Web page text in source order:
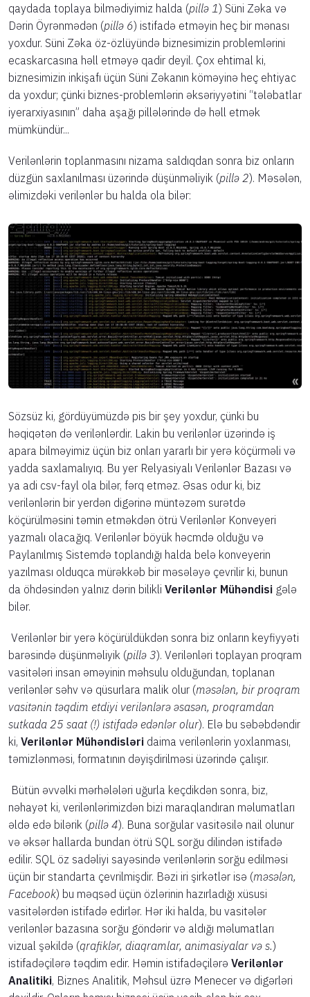
qaydada toplaya bilmədiyimiz halda (pillə 1) Süni Zəka və
Dərin Öyrənmədən (pillə 6) istifadə etməyin heç bir mənası
yoxdur. Süni Zəka öz-özlüyündə biznesimizin problemlərini
ecaskarcasına həll etməyə qadir deyil. Çox ehtimal ki,
biznesimizin inkişafı üçün Süni Zəkanın köməyinə heç ehtiyac
da yoxdur; çünki biznes-problemlərin əksəriyyətini “tələbatlar
iyerarxiyasının” daha aşağı pillələrində də həll etmək
mümkündür...
Verilənlərin toplanmasını nizama saldıqdan sonra biz onların
düzgün saxlanılması üzərində düşünməliyik (pillə 2). Məsələn,
əlimizdəki verilənlər bu halda ola bilər:
Sözsüz ki, gördüyümüzdə pis bir şey yoxdur, çünki bu
həqiqətən də verilənlərdir. Lakin bu verilənlər üzərində iş
apara bilməyimiz üçün biz onları yararlı bir yerə köçürməli və
yadda saxlamalıyıq. Bu yer Relyasiyalı Verilənlər Bazası və
ya adi csv-fayl ola bilər, fərq etməz. Əsas odur ki, biz
verilənlərin bir yerdən digərinə müntəzəm surətdə
köçürülməsini təmin etməkdən ötrü Verilənlər Konveyeri
yazmalı olacağıq. Verilənlər böyük həcmdə olduğu və
Paylanılmış Sistemdə toplandığı halda belə konveyerin
yazılması olduqca mürəkkəb bir məsələyə çevrilir ki, bunun
da öhdəsindən yalnız dərin bilikli Verilənlər Mühəndisi gələ
bilər.
Verilənlər bir yerə köçürüldükdən sonra biz onların keyfiyyəti
barəsində düşünməliyik (pillə 3). Verilənləri toplayan proqram
vasitələri insan əməyinin məhsulu olduğundan, toplanan
verilənlər səhv və qüsurlara malik olur (məsələn, bir proqram
vasitənin təqdim etdiyi verilənlərə əsasən, proqramdan
sutkada 25 saat (!) istifadə edənlər olur). Elə bu səbəbdəndir
ki, Verilənlər Mühəndisləri daima verilənlərin yoxlanması,
təmizlənməsi, formatının dəyişdirilməsi üzərində çalışır.
Bütün əvvəlki mərhələləri uğurla keçdikdən sonra, biz,
nəhayət ki, verilənlərimizdən bizi maraqlandıran məlumatları
əldə edə bilərik (pillə 4). Buna sorğular vasitəsilə nail olunur
və əksər hallarda bundan ötrü SQL sorğu dilindən istifadə
edilir. SQL öz sadəliyi sayəsində verilənlərin sorğu edilməsi
üçün bir standarta çevrilmişdir. Bəzi iri şirkətlər isə (məsələn,
Facebook) bu məqsəd üçün özlərinin hazırladığı xüsusi
vasitələrdən istifadə edirlər. Hər iki halda, bu vasitələr
verilənlər bazasına sorğu göndərir və aldığı məlumatları
vizual şəkildə (qrafiklər, diaqramlar, animasiyalar və s.)
istifadəçilərə təqdim edir. Həmin istifadəçilərə Verilənlər
Analitiki, Biznes Analitik, Məhsul üzrə Menecer və digərləri